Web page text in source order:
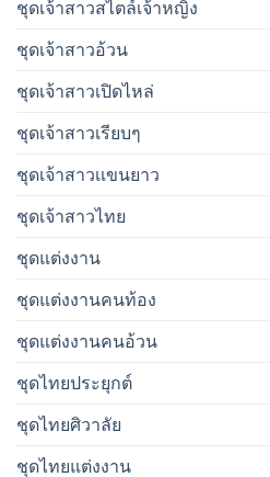
ชุดเจ้าสาวสไตล์เจ้าหญิง
ชุดเจ้าสาวอ้วน
ชุดเจ้าสาวเปิดไหล่
ชุดเจ้าสาวเรียบๆ
ชุดเจ้าสาวเเขนยาว
ชุดเจ้าสาวไทย
ชุดแต่งงาน
ชุดแต่งงานคนท้อง
ชุดแต่งงานคนอ้วน
ชุดไทยประยุกต์
ชุดไทยศิวาลัย
ชุดไทยแต่งงาน